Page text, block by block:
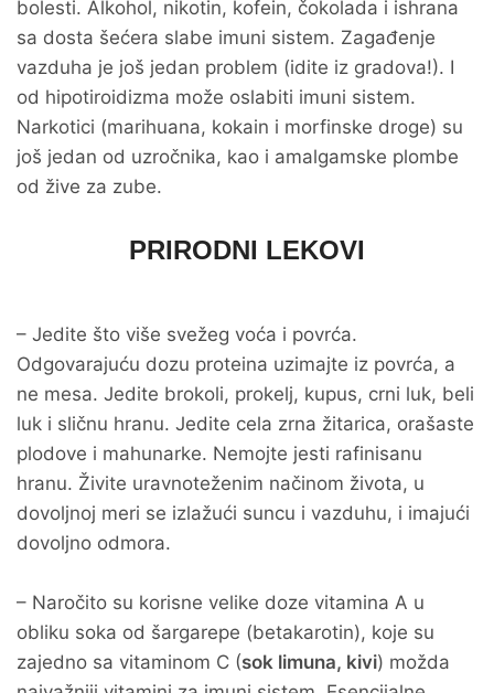
bolesti. Alkohol, nikotin, kofein, čokolada i ishrana
sa dosta šećera slabe imuni sistem. Zagađenje
vazduha je još jedan problem (idite iz gradova!). I
od hipotiroidizma može oslabiti imuni sistem.
Narkotici (marihuana, kokain i morfinske droge) su
još jedan od uzročnika, kao i amalgamske plombe
od žive za zube.
PRIRODNI LEKOVI
– Jedite što više svežeg voća i povrća.
Odgovarajuću dozu proteina uzimajte iz povrća, a
ne mesa. Jedite brokoli, prokelj, kupus, crni luk, beli
luk i sličnu hranu. Jedite cela zrna žitarica, orašaste
plodove i mahunarke. Nemojte jesti rafinisanu
hranu. Živite uravnoteženim načinom života, u
dovoljnoj meri se izlažući suncu i vazduhu, i imajući
dovoljno odmora.
– Naročito su korisne velike doze vitamina A u
obliku soka od šargarepe (betakarotin), koje su
zajedno sa vitaminom C (sok limuna, kivi) možda